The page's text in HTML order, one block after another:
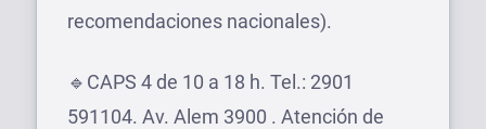
recomendaciones nacionales).
🔹CAPS 4 de 10 a 18 h. Tel.: 2901
591104. Av. Alem 3900 . Atención de